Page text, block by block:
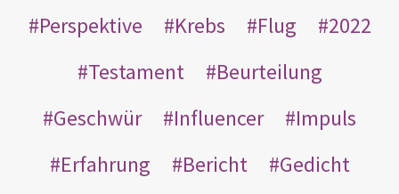
Perspektive
Krebs Flug
2022
Testament
Beurteilung
Geschwür
Influencer
Impuls
Erfahrung
Bericht
Gedicht